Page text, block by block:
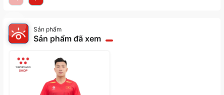
Sản phẩm
Sản phẩm đã xem